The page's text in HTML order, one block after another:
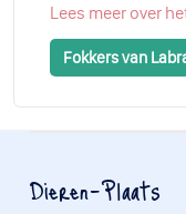
Lees meer over
Fokkers van
Dieren-Plaats